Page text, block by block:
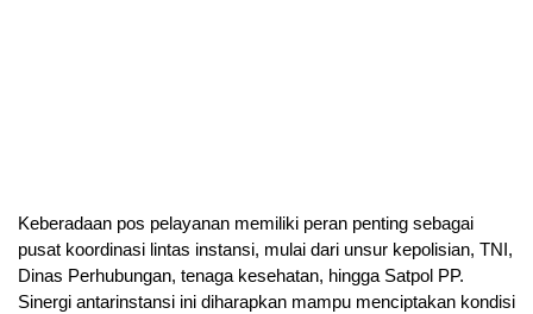
Keberadaan pos pelayanan memiliki peran penting sebagai
pusat koordinasi lintas instansi, mulai dari unsur kepolisian, TNI,
Dinas Perhubungan, tenaga kesehatan, hingga Satpol PP.
Sinergi antarinstansi ini diharapkan mampu menciptakan kondisi